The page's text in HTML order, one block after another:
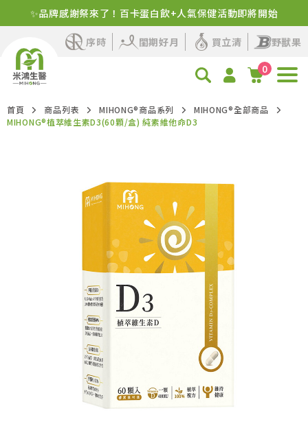
✨品牌感謝祭來了！百卡蛋白飲+人氣保健活動即將開始
序時 閨期好月 買立清
野獸果
0
首頁 商品列表 MIHONG®商品系列
MIHONG®全部商品
MIHONG®植萃維生素D3(60顆/盒) 純素維他命D3